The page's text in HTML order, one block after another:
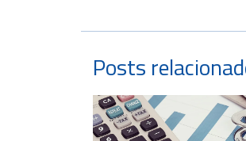
Posts